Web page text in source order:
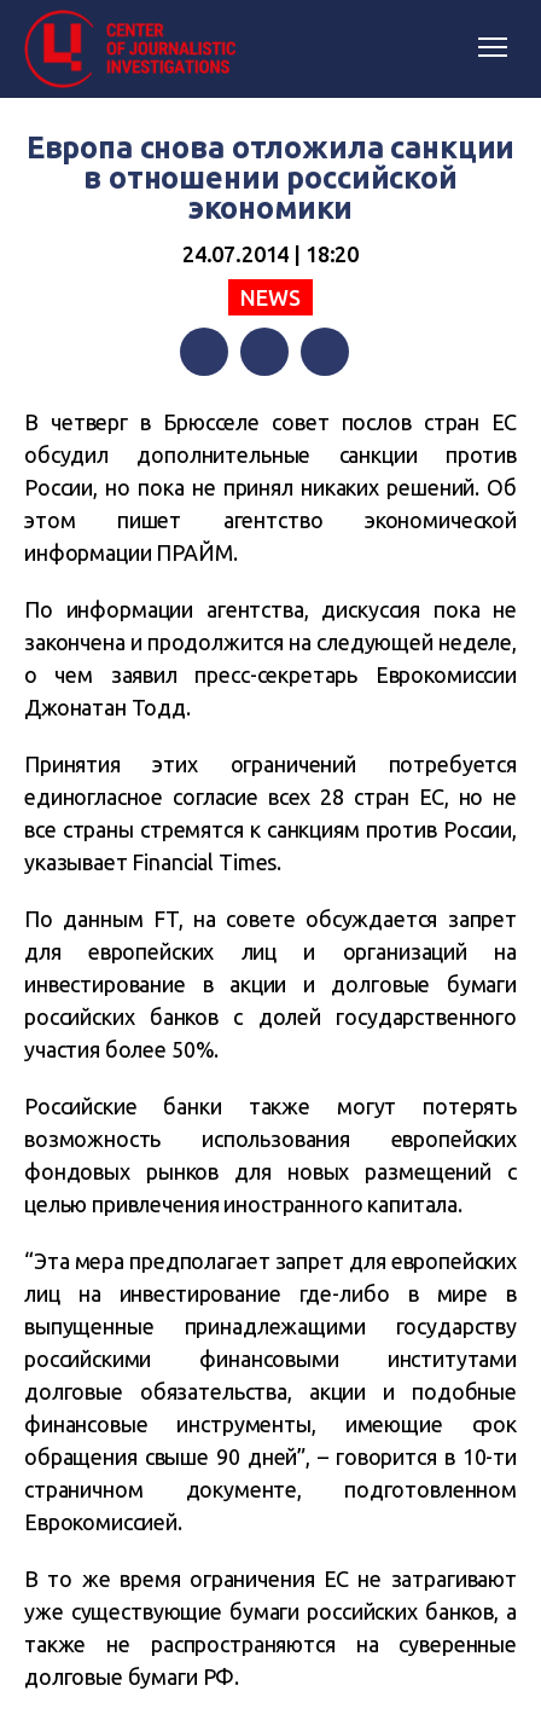
Европа снова отложила санкции
в отношении российской
экономики
24.07.2014 | 18:20
NEWS
В четверг в Брюсселе совет послов стран ЕС
обсудил дополнительные санкции против
России, но пока не принял никаких решений. Об
этом пишет агентство экономической
информации ПРАЙМ.
По информации агентства, дискуссия пока не
закончена и продолжится на следующей неделе,
о чем заявил пресс-секретарь Еврокомиссии
Джонатан Тодд.
Принятия этих ограничений потребуется
единогласное согласие всех 28 стран ЕС, но не
все страны стремятся к санкциям против России,
указывает Financial Times.
По данным FT, на совете обсуждается запрет
для европейских лиц и организаций на
инвестирование в акции и долговые бумаги
российских банков с долей государственного
участия более 50%.
Российские банки также могут потерять
возможность использования европейских
фондовых рынков для новых размещений с
целью привлечения иностранного капитала.
“Эта мера предполагает запрет для европейских
лиц на инвестирование где-либо в мире в
выпущенные принадлежащими государству
российскими финансовыми институтами
долговые обязательства, акции и подобные
финансовые инструменты, имеющие срок
обращения свыше 90 дней”, – говорится в 10-ти
страничном документе, подготовленном
Еврокомиссией.
В то же время ограничения ЕС не затрагивают
уже существующие бумаги российских банков, а
также не распространяются на суверенные
долговые бумаги РФ.